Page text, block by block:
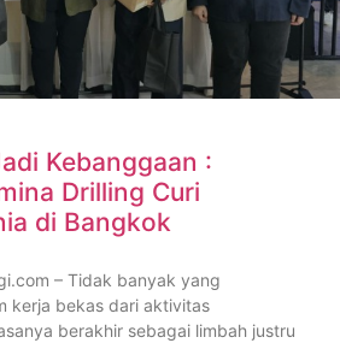
Kebanggaan :
Drilling Curi
di Bangkok
– Tidak banyak yang
kerja bekas dari aktivitas
berakhir sebagai limbah justru